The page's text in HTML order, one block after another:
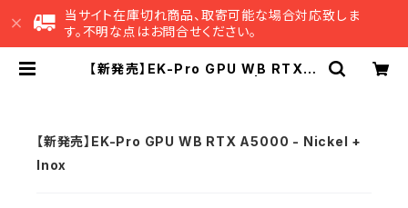
当サイト在庫切れ商品、取寄可能な場合対応致しま
す。不明な点はお問合せください。
【新発売】EK-Pro GPU WB RTX A
【新発売】EK-Pro GPU WB RTX A5000 - Nickel +
Inox